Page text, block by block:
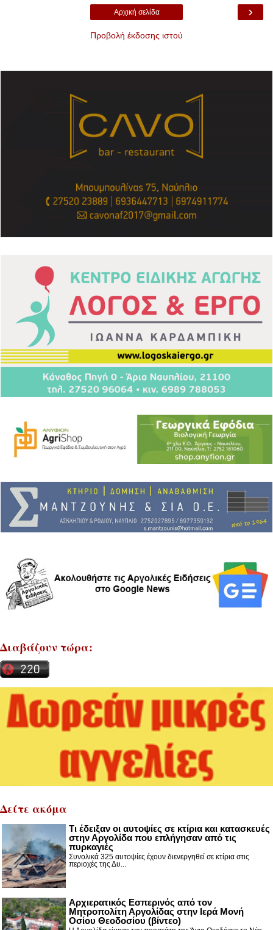
›
Αρχική σελίδα
Προβολή έκδοσης ιστού
Διαβάζουν τώρα:
Δείτε ακόμα
Τι έδειξαν οι αυτοψίες σε κτίρια και κατασκευές
στην Αργολίδα που επλήγησαν από τις
πυρκαγιές
Συνολικά 325 αυτοψίες έχουν διενεργηθεί σε κτίρια στις
περιοχές της Δυ...
Αρχιερατικός Εσπερινός από τον
Μητροπολίτη Αργολίδας στην Ιερά Μονή
Οσίου Θεοδοσίου (βίντεο)